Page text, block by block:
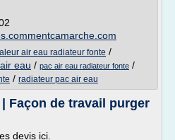
air eau radiateur fonte /
eau / pac air eau radiateur fonte /
/ radiateur pac air eau
Façon de travail purger
devis ici.